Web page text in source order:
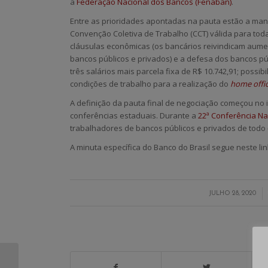
Entre as prioridades apontadas na pauta estão a
Convenção Coletiva de Trabalho (CCT) válida para
cláusulas econômicas (os bancários reivindicam
bancos públicos e privados) e a defesa dos bancos
três salários mais parcela fixa de R$ 10.742,91;
condições de trabalho para a realização do home
A definição da pauta final de negociação começou
conferências estaduais. Durante a22ª Conferência
trabalhadores de bancos públicos e privados de
A minuta específica do Banco do Brasil segue neste
JULHO 28, 2020
/